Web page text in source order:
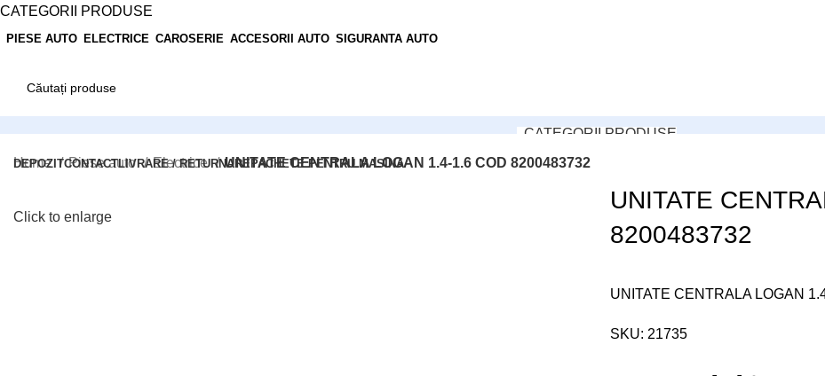
CATEGORII PRODUSE
PIESE AUTO ELECTRICE CAROSERIE ACCESORII AUTO SIGURANTA AUTO
Tel: 0248/206.512
Comenzi online:
CATEGORII PRODUSE
DEPOZITCONTACTLIVRARE / RETURNAREPACHETE PENTRU MASINA
Login / Register
Home Piese auto Electrice UNITATE CENTRALA LOGAN 1.4-1.6 COD 8200483732
Click to enlarge
UNITATE
8200483732
UNITATE CENTRALA LOGAN
SKU: 21735